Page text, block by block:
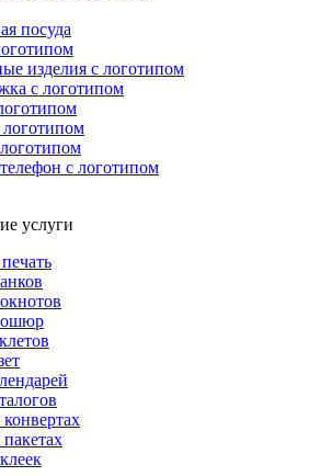
посуда
изделия с логотипом
с логотипом
с логотипом
услуги